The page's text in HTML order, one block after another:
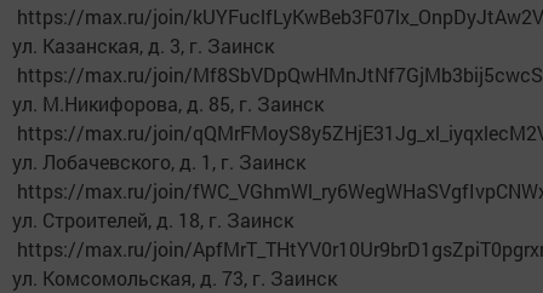
https://max.ru/join/
ул. Казанская, д. 3, г. Заинск
https://max.ru/join/
ул. М.Никифорова, д. 85, г. Заинск
https://max.ru/join/
ул. Лобачевского, д. 1, г. Заинск
https://max.ru/join/
ул. Строителей, д. 18, г. Заинск
https://max.ru/join/
ул. Комсомольская, д. 73, г. Заинск